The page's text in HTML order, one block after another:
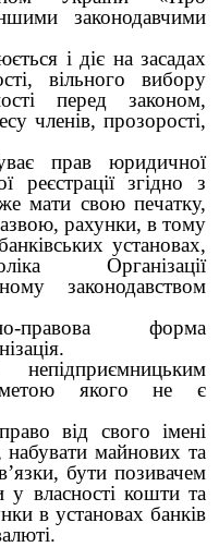
законодавчими
і діє на засадах
вільного вибору
перед законом,
членів, прозорості,
прав юридичної
згідно з
мати свою печатку,
рахунки, в тому
установах,
Організації
законодавством
правова форма
метою якого не є
від свого імені
майнових та
бути позивачем
у власності кошти та
в установах банків